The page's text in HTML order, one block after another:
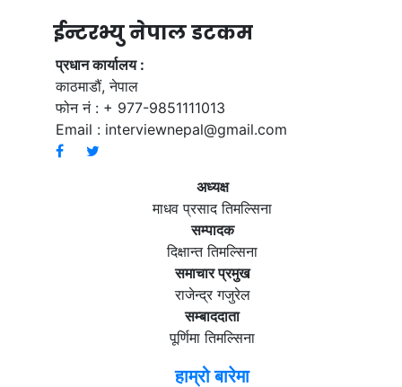
ईन्टरभ्यु नेपाल डटकम
प्रधान कार्यालय :
काठमाडौं, नेपाल
फोन नं : + 977-9851111013
Email : interviewnepal@gmail.com
अध्यक्ष
माधव प्रसाद तिमल्सिना
सम्पादक
दिक्षान्त तिमल्सिना
समाचार प्रमुख
राजेन्द्र गजुरेल
सम्बाददाता
पूर्णिमा तिमल्सिना
हाम्रो बारेमा